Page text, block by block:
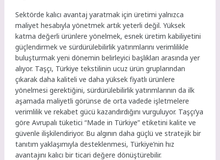
Sektörde kalıcı avantaj yaratmak için üretimi yalnızca
maliyet hesabıyla yönetmek artık yeterli değil. Yüksek
katma değerli ürünlere yönelmek, esnek üretim kabiliyetini
güçlendirmek ve sürdürülebilirlik yatırımlarını verimlilikle
buluşturmak yeni dönemin belirleyici başlıkları arasında yer
alıyor. Taşçı, Türkiye tekstilinin ucuz ürün gruplarından
çıkarak daha kaliteli ve daha yüksek fiyatlı ürünlere
yönelmesi gerektiğini, sürdürülebilirlik yatırımlarının da ilk
aşamada maliyetli görünse de orta vadede işletmelere
verimlilik ve rekabet gücü kazandırdığını vurguluyor. Taşçı’ya
göre Avrupalı tüketici “Made in Türkiye” etiketini kalite ve
güvenle ilişkilendiriyor. Bu algının daha güçlü ve stratejik bir
tanıtım yaklaşımıyla desteklenmesi, Türkiye’nin hız
avantajını kalıcı bir ticari değere dönüştürebilir.